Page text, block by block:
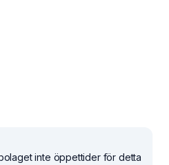
inte öppettider för detta